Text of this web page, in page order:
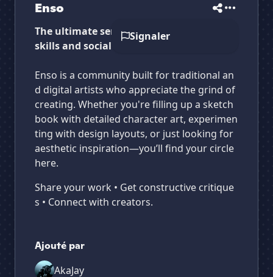
Enso
Signaler
The ultimate server to grow your art
skills and social media.
Enso is a community built for traditional an
d digital artists who appreciate the grind of
creating. Whether you're filling up a sketch
book with detailed character art, experimen
ting with design layouts, or just looking for
aesthetic inspiration—you’ll find your circle
here.
Share your work • Get constructive critique
s • Connect with creators.
Ajouté par
AkaJay